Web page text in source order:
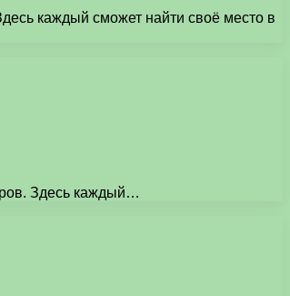
каждый сможет найти своё место в
Здесь каждый…